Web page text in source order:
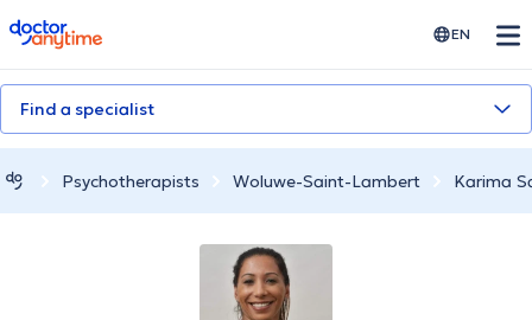
doctoranytime EN
Find a specialist
Psychotherapists Woluwe-Saint-Lambert Karima